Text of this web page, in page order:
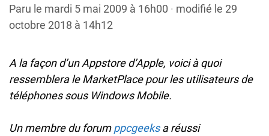
Paru le mardi 5 mai 2009 à 16h00 · modifié le 29
octobre 2018 à 14h12
A la façon d’un Appstore d’Apple, voici à quoi
ressemblera le MarketPlace pour les utilisateurs de
téléphones sous Windows Mobile.
Un membre du forumppcgeeksa réussi